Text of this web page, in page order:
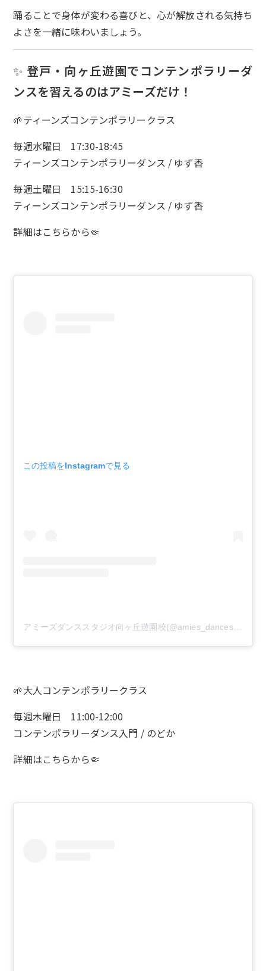
踊ることで身体が変わる喜びと、心が解放される気持ち
よさを一緒に味わいましょう。
✨ 登戸・向ヶ丘遊園でコンテンポラリーダ
ンスを習えるのはアミーズだけ！
🌱ティーンズコンテンポラリークラス
毎週水曜日 17:30-18:45
ティーンズコンテンポラリーダンス / ゆず香
毎週土曜日 15:15-16:30
ティーンズコンテンポラリーダンス / ゆず香
詳細はこちらから🤏
この投稿をInstagramで見る
🌱大人コンテンポラリークラス
毎週木曜日 11:00-12:00
コンテンポラリーダンス入門 / のどか
詳細はこちらから🤏